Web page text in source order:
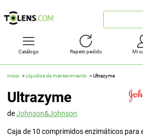
Búsqueda
rápida
Catálogo Repetir pedido Mi
Inicio Líquidos de mantenimiento Ultrazyme
Ultrazyme
deJohnson&Johnson
Caja de 10 comprimidos enzimáticos para